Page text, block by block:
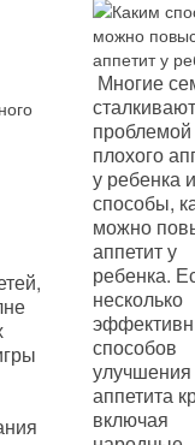
Многие
проблемой
плохого
у ребенка
способы,
можно
аппетит у
ребенка.
несколько
способов
улучшения
аппетита
включая